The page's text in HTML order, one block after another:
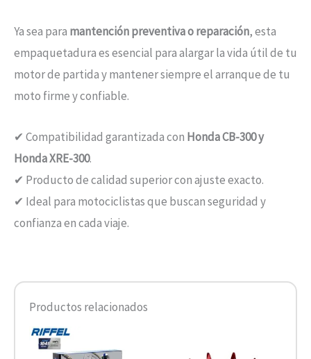
Ya sea para mantención preventiva o reparación, esta
empaquetadura es esencial para alargar la vida útil de tu
motor de partida y mantener siempre el arranque de tu
moto firme y confiable.
✔ Compatibilidad garantizada con Honda CB-300 y
Honda XRE-300.
✔ Producto de calidad superior con ajuste exacto.
✔ Ideal para motociclistas que buscan seguridad y
confianza en cada viaje.
Productos relacionados